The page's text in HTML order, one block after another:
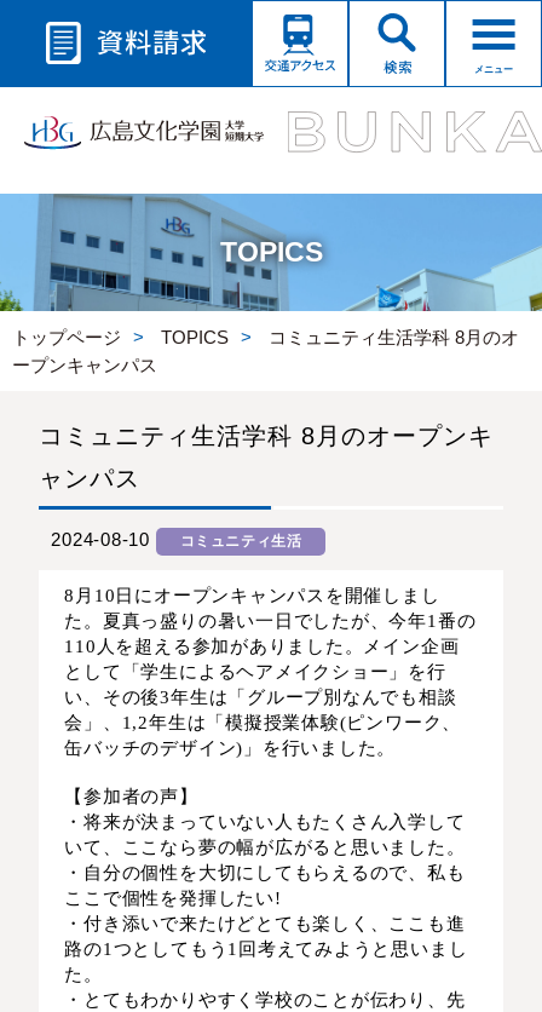
メニュー
TOPICS
トップページ TOPICS
コミュニティ生活学科 8月のオ
ープンキャンパス
コミュニティ生活学科 8月のオープンキ
ャンパス
2024-08-10 コミュニティ生活
8月10日にオープンキャンパスを開催しまし
た。夏真っ盛りの暑い一日でしたが、今年1番の
110人を超える参加がありました。メイン企画
として「学生によるヘアメイクショー」を行
い、その後3年生は「グループ別なんでも相談
会」、1,2年生は「模擬授業体験(ピンワーク、
缶バッチのデザイン)」を行いました。
【参加者の声】
・将来が決まっていない人もたくさん入学して
いて、ここなら夢の幅が広がると思いました。
・自分の個性を大切にしてもらえるので、私も
ここで個性を発揮したい!
・付き添いで来たけどとても楽しく、ここも進
路の1つとしてもう1回考えてみようと思いまし
た。
・とてもわかりやすく学校のことが伝わり、先